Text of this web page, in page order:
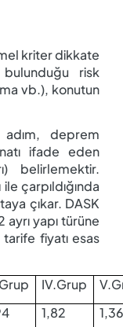
kriter dikkate
bulunduğu risk
vb.), konutun
adım, deprem
ifade eden
belirlemektir.
çarpıldığında
çıkar. DASK
yapı türüne
fiyatı esas
IV.Grup
1,82